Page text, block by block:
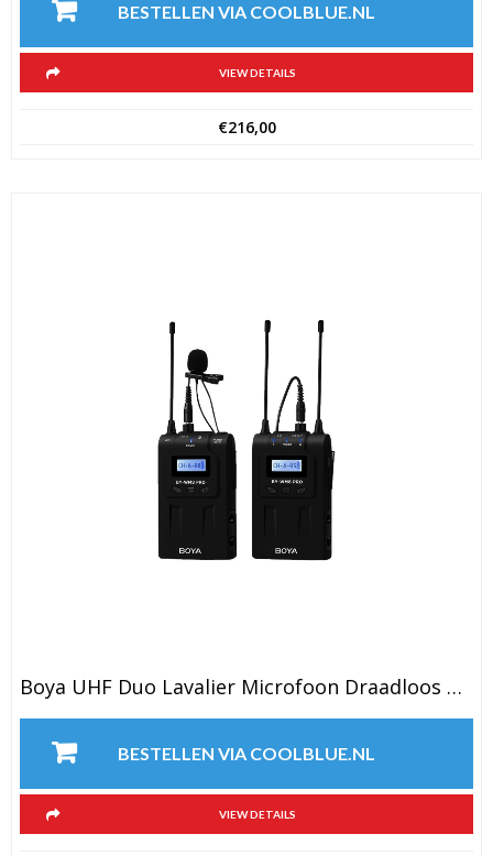
BESTELLEN VIA COOLBLUE.NL
VIEW DETAILS
€216,00
Boya UHF Duo Lavalier Microfoon Draadloos BY-WM8 Pro-K1
BESTELLEN VIA COOLBLUE.NL
VIEW DETAILS